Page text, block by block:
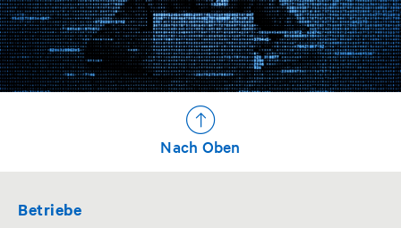
Nach Oben
Betriebe